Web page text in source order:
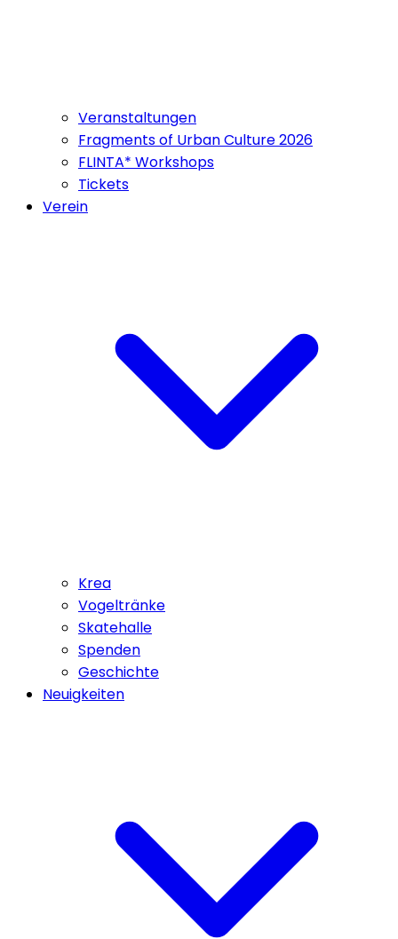
Veranstaltungen
Fragments of Urban Culture 2026
FLINTA* Workshops
Tickets
Verein
Krea
Vogeltränke
Skatehalle
Spenden
Geschichte
Neuigkeiten